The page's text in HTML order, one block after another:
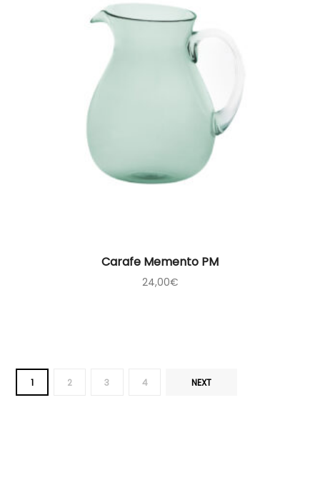
Carafe Memento PM
24,00€
1 2 3 4 NEXT